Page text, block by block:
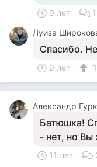
9 лет 1
Луиза
Спасибо.
9 лет 1
Александр
Батюшка!
- нет, но Вы
11 лет